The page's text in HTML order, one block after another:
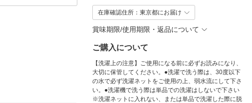
在庫確認住所：東京都にお届け
賞味期限/使用期限・返品について
ご購入について
【洗濯上の注意】ご使用になる前に必ずお読みになり、
大切に保管してください。●洗濯で洗う際は、30度以下
の水で必ず洗濯ネットをご使用の上、弱水流にして下さ
い。●洗濯機で洗う際は単品での洗濯はしないで下さい
※洗濯ネットに入れない、または単品で洗濯した際に脱